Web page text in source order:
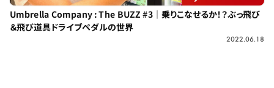
Umbrella Company : The BUZZ #3｜乗りこなせるか！？ぶっ飛び
＆飛び道具ドライブペダルの世界
2022.06.18